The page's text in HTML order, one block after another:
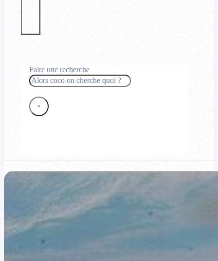
Faire une recherche
Rechercher
×